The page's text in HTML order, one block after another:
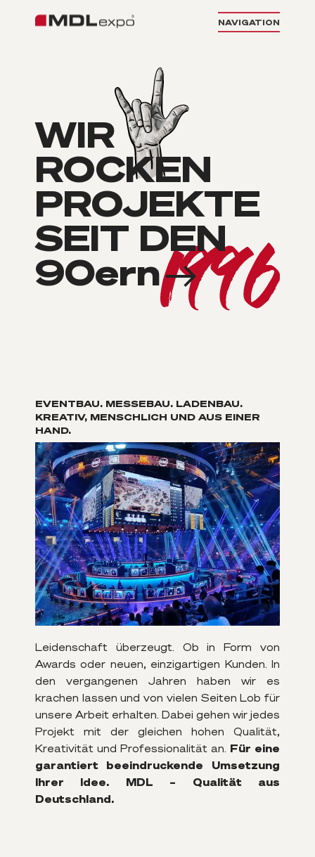
NAVIGATION
WIR
ROCKEN
PROJEKTE
SEIT DEN
90ern
EVENTBAU. MESSEBAU. LADENBAU.
KREATIV, MENSCHLICH UND AUS EINER
HAND.
Leidenschaft überzeugt. Ob in Form von
Awards oder neuen, einzigartigen Kunden. In
den vergangenen Jahren haben wir es
krachen lassen und von vielen Seiten Lob für
unsere Arbeit erhalten. Dabei gehen wir jedes
Projekt mit der gleichen hohen Qualität,
Kreativität und Professionalität an. Für eine
garantiert beeindruckende Umsetzung
Ihrer Idee. MDL – Qualität aus
Deutschland.